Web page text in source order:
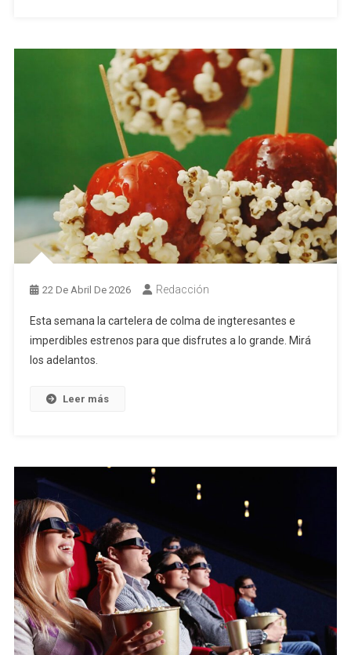
22 De Abril De 2026 Redacción
Esta semana la cartelera de colma de ingteresantes e
imperdibles estrenos para que disfrutes a lo grande. Mirá
los adelantos.
Leer más